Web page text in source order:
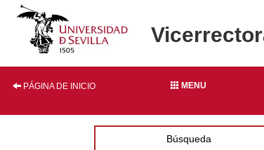
PÁGINA DE INICIO MENU
Búsqueda